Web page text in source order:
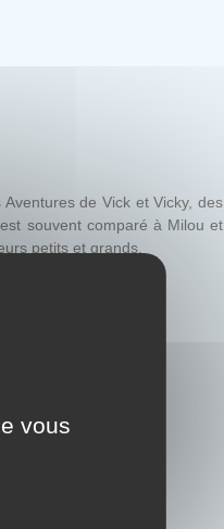
de Vick et Vicky, des
souvent comparé à Milou et
petits et grands.
vous